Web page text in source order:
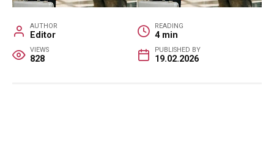
AUTHOR
Editor
READING
4 min
VIEWS
828
PUBLISHED BY
19.02.2026